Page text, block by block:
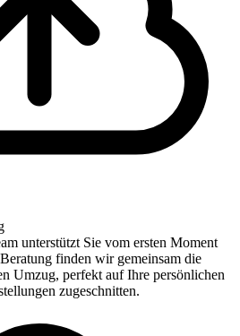
unterstützt Sie vom ersten Moment
finden wir gemeinsam die
Umzug, perfekt auf Ihre persönlichen
zugeschnitten.